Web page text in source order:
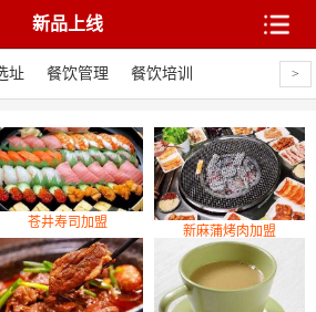
新品上线
址 餐饮管理 餐饮培训 >
苍井寿司加盟
新麻蒲烤肉加盟